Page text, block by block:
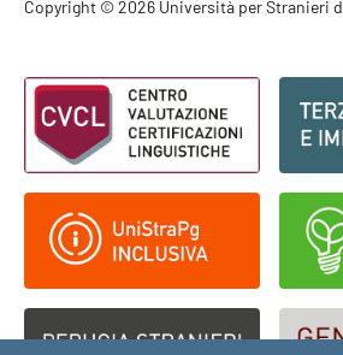
Footer - Copyright
Copyright © 2026 Università per Stranieri
Footer - Loghi